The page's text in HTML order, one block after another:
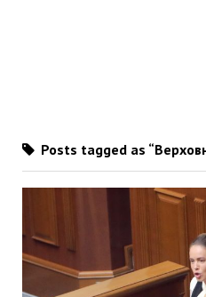
Posts tagged as